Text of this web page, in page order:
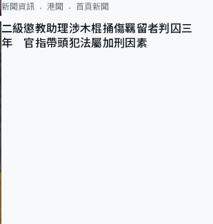
新聞資訊 港聞 首頁新聞
二級懲教助理涉木棍捅傷羈留者判囚三
年 官指帶頭犯法屬加刑因素